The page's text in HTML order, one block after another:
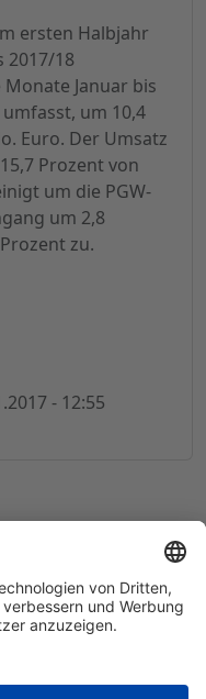
ersten Halbjahr
2017/18
Monate Januar bis
umfasst, um 10,4
Euro. Der Umsatz
Prozent von
um die PGW-
um 2,8
zu.
- 12:55